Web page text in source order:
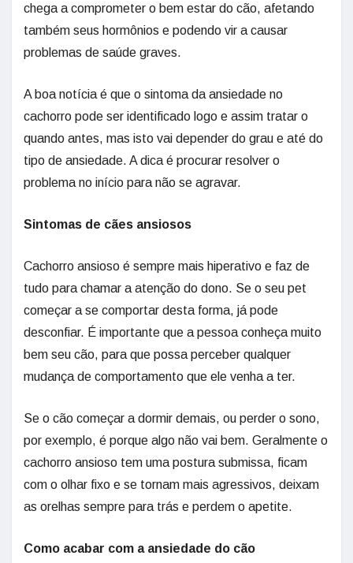
chega a comprometer o bem estar do cão, afetando
também seus hormônios e podendo vir a causar
problemas de saúde graves.
A boa notícia é que o sintoma da ansiedade no
cachorro pode ser identificado logo e assim tratar o
quando antes, mas isto vai depender do grau e até do
tipo de ansiedade. A dica é procurar resolver o
problema no início para não se agravar.
Sintomas de cães ansiosos
Cachorro ansioso é sempre mais hiperativo e faz de
tudo para chamar a atenção do dono. Se o seu pet
começar a se comportar desta forma, já pode
desconfiar. É importante que a pessoa conheça muito
bem seu cão, para que possa perceber qualquer
mudança de comportamento que ele venha a ter.
Se o cão começar a dormir demais, ou perder o sono,
por exemplo, é porque algo não vai bem. Geralmente o
cachorro ansioso tem uma postura submissa, ficam
com o olhar fixo e se tornam mais agressivos, deixam
as orelhas sempre para trás e perdem o apetite.
Como acabar com a ansiedade do cão